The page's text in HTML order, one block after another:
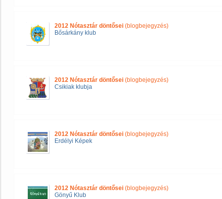
2012 Nótasztár döntősei (blogbejegyzés)
Bősárkány klub
2012 Nótasztár döntősei (blogbejegyzés)
Csikiak klubja
2012 Nótasztár döntősei (blogbejegyzés)
Erdélyi Képek
2012 Nótasztár döntősei (blogbejegyzés)
Gönyű Klub